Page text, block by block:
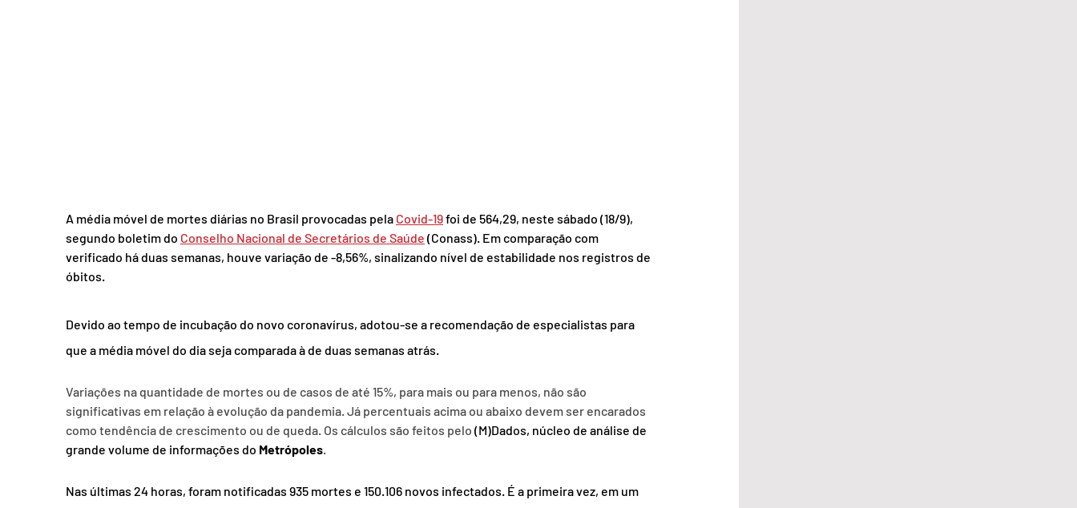
A média móvel de mortes diárias no Brasil provocadas pela Covid-19 foi de 564,29, neste sábado (18/9),
segundo boletim do Conselho Nacional de Secretários de Saúde (Conass). Em comparação com
verificado há duas semanas, houve variação de -8,56%, sinalizando nível de estabilidade nos registros de
óbitos.
Devido ao tempo de incubação do novo coronavírus, adotou-se a recomendação de especialistas para
que a média móvel do dia seja comparada à de duas semanas atrás.
Variações na quantidade de mortes ou de casos de até 15%, para mais ou para menos, não são
significativas em relação à evolução da pandemia. Já percentuais acima ou abaixo devem ser encarados
como tendência de crescimento ou de queda. Os cálculos são feitos pelo (M)Dados, núcleo de análise de
grande volume de informações do Metrópoles.
Nas últimas 24 horas, foram notificadas 935 mortes e 150.106 novos infectados. É a primeira vez, em um